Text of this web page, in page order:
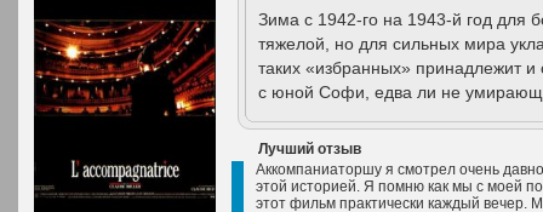
Зима с 1942-го на 1943-й год для
тяжелой, но для сильных мира
таких «избранных» принадлежит
с юной Софи, едва ли не
Лучший отзыв
Аккомпаниаторшу я смотрел очень
этой историей. Я помню как мы с моей
этот фильм практически каждый вечер.